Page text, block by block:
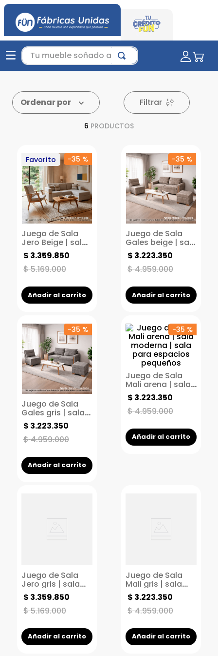
Tu mueble soñado aquí...
Ordenar por Filtrar
6 PRODUCTOS
Favorito -35 %
Juego de Sala
Jero Beige | sala
moderna | sala
para espacios
pequeños
$5.169.000
$ 3.359.850
Añadir al carrito
-35 %
Juego de Sala
Gales beige | sala
moderna | sala
para espacios
pequeños
$4.959.000
$ 3.223.350
Añadir al carrito
-35 %
Juego de Sala
Gales gris | sala
moderna | sala
para espacios
pequeños
$4.959.000
$ 3.223.350
Añadir al carrito
-35 %
Juego de Sala
Mali arena | sala
moderna | sala
para espacios
pequeños
$4.959.000
$ 3.223.350
Añadir al carrito
Juego de Sala
Jero gris | sala
moderna | sala
para espacios
pequeños
$5.169.000
$ 3.359.850
Añadir al carrito
Juego de Sala
Mali gris | sala
moderna | sala
para espacios
pequeños
$4.959.000
$ 3.223.350
Añadir al carrito